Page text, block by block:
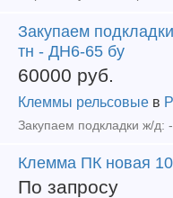
Закупаем
тн - ДН6-65 бу
60000 руб.
Клеммы рельсовые в
Клемма ПК новая
По запросу